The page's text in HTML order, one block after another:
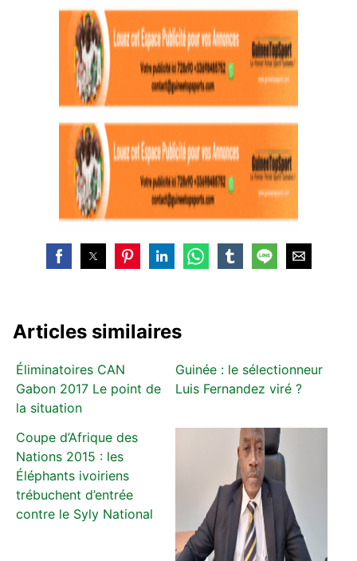
Articles similaires
Éliminatoires CAN
Gabon 2017 Le point de
la situation
Guinée : le sélectionneur
Luis Fernandez viré ?
Coupe d’Afrique des
Nations 2015 : les
Éléphants ivoiriens
trébuchent d’entrée
contre le Syly National